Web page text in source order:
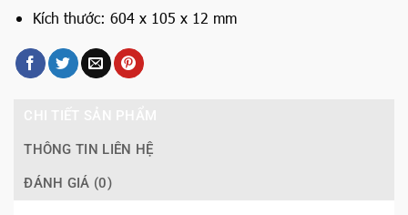
Kích thước: 604 x 105 x 12 mm
THÔNG TIN LIÊN HỆ
ĐÁNH GIÁ (0)